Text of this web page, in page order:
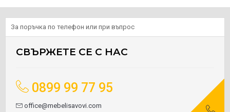
За поръчка по телефон или при въпрос
СВЪРЖЕТЕ СЕ С НАС
0899 99 77 95
office@mebelisavovi.com